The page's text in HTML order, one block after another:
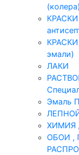
(колера)
эмали)
ЛАКИ
Эмаль
ХИМИЯ
ОБОИ ,